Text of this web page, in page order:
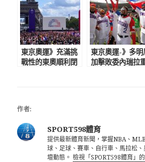
東京奧運》充滿挑
戰性的東奧順利閉
東京奧運-》多明
加擊敗委內瑞拉
作者:
SPORT598體育
提供最新體育新聞，掌握NBA、
球、足球、賽車、自行車、馬拉松
壇動態。檢視「SPORT598體育」